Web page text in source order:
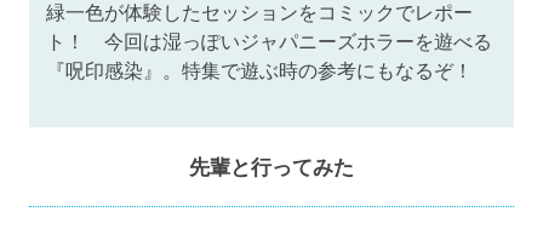
緑一色が体験したセッションをコミックでレポー
ト！ 今回は湿っぽいジャパニーズホラーを遊べる
『呪印感染』。特集で遊ぶ時の参考にもなるぞ！
先輩と行ってみた